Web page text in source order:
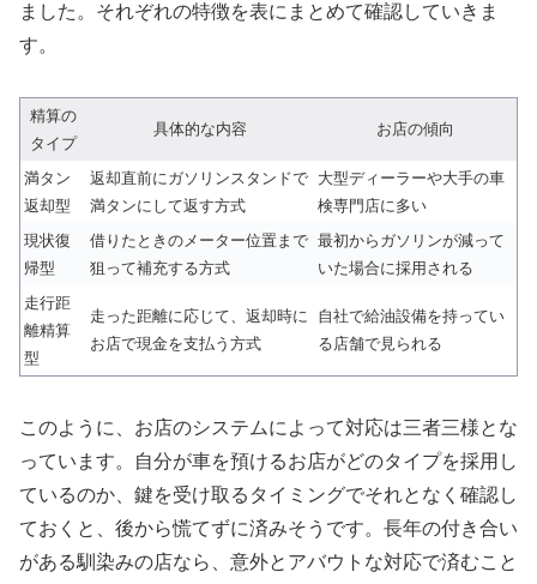
ました。それぞれの特徴を表にまとめて確認していきま
す。
精算の
タイプ
具体的な内容 お店の傾向
満タン
返却型
返却直前にガソリンスタンドで
満タンにして返す方式
大型ディーラーや大手の車
検専門店に多い
現状復
帰型
借りたときのメーター位置まで
狙って補充する方式
最初からガソリンが減って
いた場合に採用される
走行距
離精算
型
走った距離に応じて、返却時に
お店で現金を支払う方式
自社で給油設備を持ってい
る店舗で見られる
このように、お店のシステムによって対応は三者三様とな
っています。自分が車を預けるお店がどのタイプを採用し
ているのか、鍵を受け取るタイミングでそれとなく確認し
ておくと、後から慌てずに済みそうです。長年の付き合い
がある馴染みの店なら、意外とアバウトな対応で済むこと